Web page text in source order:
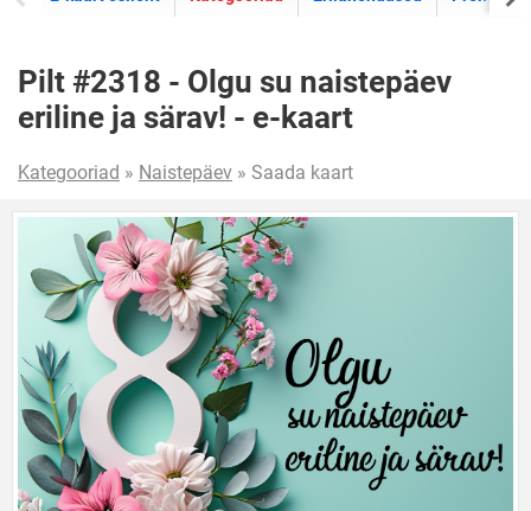
Pilt #2318 - Olgu su naistepäev
eriline ja särav! - e-kaart
Kategooriad » Naistepäev » Saada kaart